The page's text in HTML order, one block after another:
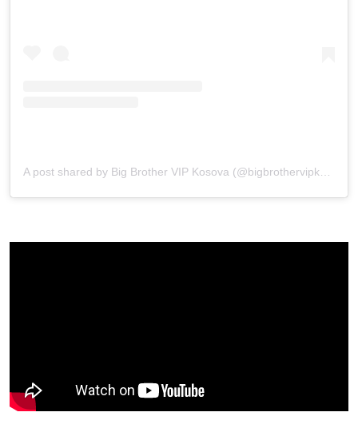
A post shared by Big Brother VIP Kosova (@bigbrothervipkosova)